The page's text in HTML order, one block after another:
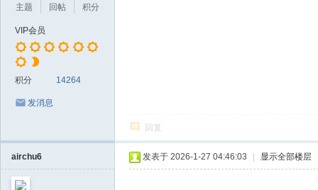
主题
回帖
积分
VIP会员
积分 14264
发消息
回复
airchu6 发表于 2026-1-27 04:46:03 显示全部楼层